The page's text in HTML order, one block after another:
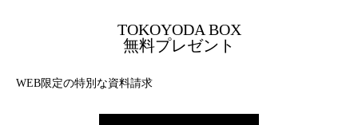
TOKOYODA BOX
無料プレゼント
WEB限定の特別な資料請求